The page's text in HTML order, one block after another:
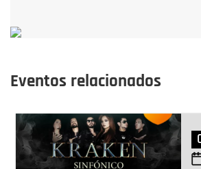
Eventos relacionados